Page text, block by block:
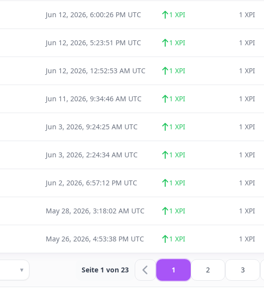
Jun 12, 2026, 6:00:26 PM UTC 1 XPI 1 XPI
Jun 12, 2026, 5:23:51 PM UTC 1 XPI 1 XPI
Jun 12, 2026, 12:52:53 AM UTC 1 XPI 1 XPI
Jun 11, 2026, 9:34:46 AM UTC 1 XPI 1 XPI
Jun 3, 2026, 9:24:25 AM UTC 1 XPI 1 XPI
Jun 3, 2026, 2:24:34 AM UTC 1 XPI 1 XPI
Jun 2, 2026, 6:57:12 PM UTC 1 XPI 1 XPI
May 28, 2026, 3:18:02 AM UTC 1 XPI 1 XPI
May 26, 2026, 4:53:38 PM UTC 1 XPI 1 XPI
▾ Seite 1 von 23 1 2 3